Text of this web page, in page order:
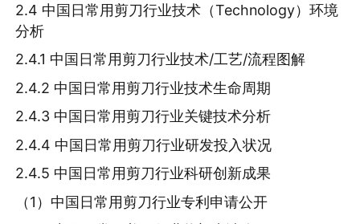
2.4 中国日常用剪刀行业技术（Technology）环境
分析
2.4.1 中国日常用剪刀行业技术/工艺/流程图解
2.4.2 中国日常用剪刀行业技术生命周期
2.4.3 中国日常用剪刀行业关键技术分析
2.4.4 中国日常用剪刀行业研发投入状况
2.4.5 中国日常用剪刀行业科研创新成果
（1）中国日常用剪刀行业专利申请公开